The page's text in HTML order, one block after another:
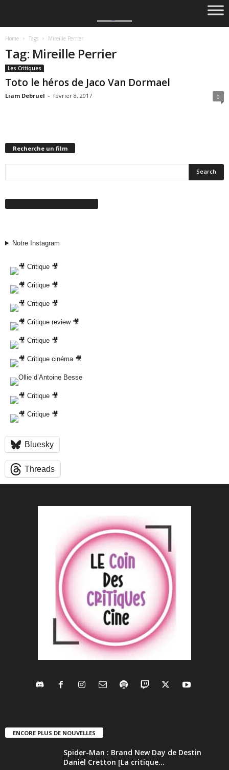
Home Tags Mireille Perrier
Tag: Mireille Perrier
Les Critiques
Toto le héros de Jaco Van Dormael
Liam Debruel - février 8, 2017 0
Recherche un film
Notre Instagram
Bluesky
Threads
ENCORE PLUS DE NOUVELLES
Spider-Man : Brand New Day de Destin
Daniel Cretton [La critique...